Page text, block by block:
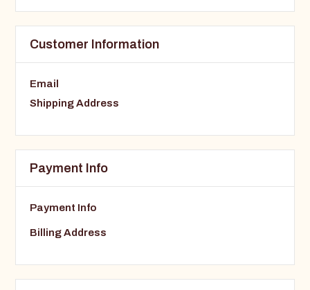
Customer Information
Email
Shipping Address
Payment Info
Payment Info
Billing Address